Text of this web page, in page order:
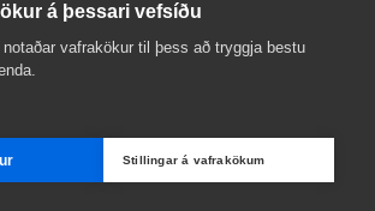
á þessari vefsíðu
vafrakökur til þess að tryggja bestu
Stillingar á vafrakökum